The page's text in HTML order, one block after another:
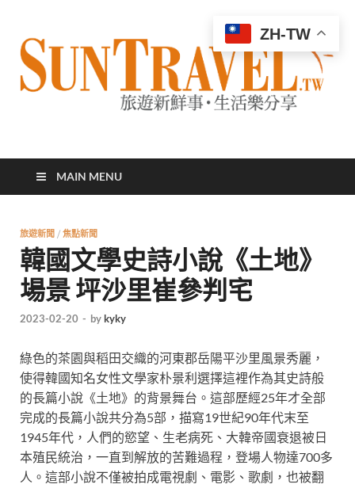
太陽網
MAIN MENU
旅遊新聞 / 焦點新聞
韓國文學史詩小說《土地》
場景 坪沙里崔參判宅
2023-02-20 - bykyky
綠色的茶園與稻田交織的河東郡岳陽平沙里風景秀麗，
使得韓國知名女性文學家朴景利選擇這裡作為其史詩般
的長篇小說《土地》的背景舞台。這部歷經25年才全部
完成的長篇小說共分為5部，描寫19世紀90年代末至
1945年代，人們的慾望、生老病死、大韓帝國衰退被日
本殖民統治，一直到解放的苦難過程，登場人物達700多
人。這部小說不僅被拍成電視劇、電影、歌劇，也被翻
ZH-TW